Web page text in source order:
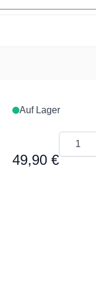
Auf Lager
49,90 €
Menge